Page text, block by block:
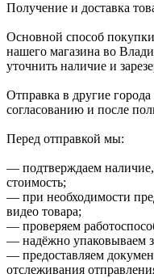
Получение и доставка
Основной способ
нашего магазина во
уточнить наличие и
Отправка в другие
согласованию и после
Перед отправкой мы:
— подтверждаем
стоимость;
— при необходимости
видео товара;
— проверяем
— надёжно упаковываем
— предоставляем
отслеживания